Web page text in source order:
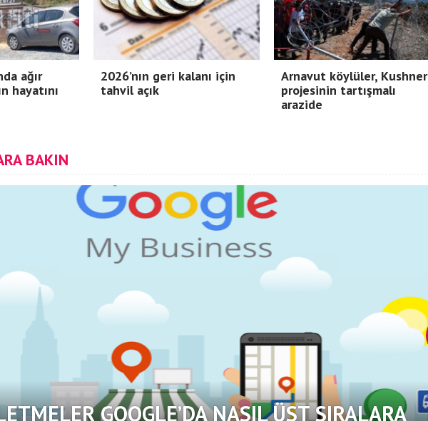
ağır
hayatını
2026’nın geri kalanı için
tahvil açık
Arnavut köylüler, Kushner
projesinin tartışmalı
arazide
BAKIN
GOOGLE’DA NASIL ÜST SIRALARA